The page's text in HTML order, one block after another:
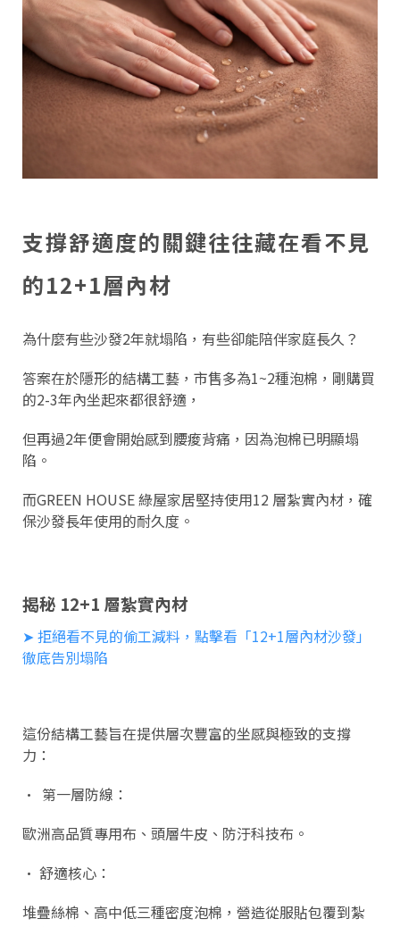
支撐舒適度的關鍵往往藏在看不見
的12+1層內材
為什麼有些沙發2年就塌陷，有些卻能陪伴家庭長久？
答案在於隱形的結構工藝，市售多為1~2種泡棉，剛購買
的2-3年內坐起來都很舒適，
但再過2年便會開始感到腰痠背痛，因為泡棉已明顯塌
陷。
而GREEN HOUSE 綠屋家居堅持使用12 層紮實內材，確
保沙發長年使用的耐久度。
揭秘 12+1 層紮實內材
➤ 拒絕看不見的偷工減料，點擊看「12+1層內材沙發」
徹底告別塌陷
這份結構工藝旨在提供層次豐富的坐感與極致的支撐
力：
• 第一層防線：
歐洲高品質專用布、頭層牛皮、防汙科技布。
• 舒適核心：
堆疊絲棉、高中低三種密度泡棉，營造從服貼包覆到紮